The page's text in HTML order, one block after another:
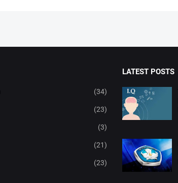
(34)
(23)
(3)
(21)
(23)
LATEST POSTS